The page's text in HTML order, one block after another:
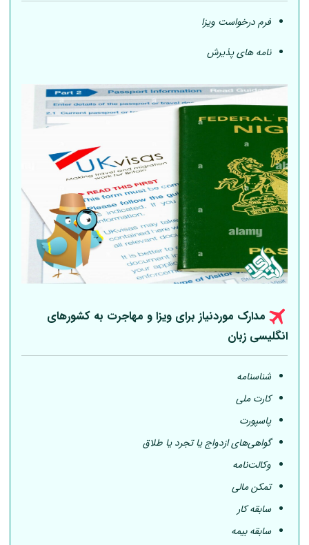
فرم درخواست ویزا
نامه های پذیرش
مدارک موردنیاز برای ویزا و مهاجرت به کشورهای
انگلیسی زبان
شناسنامه
کارت ملی
پاسپورت
گواهی‌های ازدواج یا تجرد یا طلاق
وکالت‌نامه
تمکن مالی
سابقه کار
سابقه بیمه